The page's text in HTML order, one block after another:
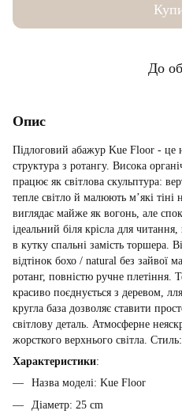
До
Опис
Підлоговий абажур Kue Floor - це
структура з ротангу. Висока
працює як світлова скульптура:
тепле світло й малюють м’які тіні
виглядає майже як вогонь, але
ідеальний біля крісла для
в кутку спальні замість торшера.
відтінок бохо / natural без зайвої
ротанг, повністю ручне плетіння.
красиво поєднується з деревом,
кругла база дозволяє ставити
світлову деталь. Атмосферне
жорсткого верхнього світла.
Характеристики:
Назва моделі: Kue Floor
Діаметр: 25 cm